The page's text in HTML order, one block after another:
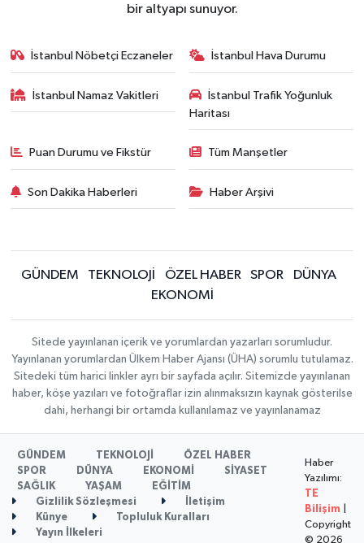
bir altyapı sunuyor.
İstanbul Nöbetçi Eczaneler İstanbul Hava Durumu
İstanbul Namaz Vakitleri
İstanbul Trafik Yoğunluk
Haritası
Puan Durumu ve Fikstür Tüm Manşetler
Son Dakika Haberleri Haber Arşivi
GÜNDEM TEKNOLOJİ ÖZEL HABER SPOR
DÜNYA
EKONOMİ
Sitede yayınlanan içerik ve yorumlardan yazarları sorumludur.
Yayınlanan yorumlardan Ülkem Haber Ajansı (ÜHA) sorumlu tutulamaz.
Sitedeki tüm harici linkler ayrı bir sayfada açılır. Sitemizde yayınlanan
haber, köşe yazıları ve fotoğraflar izin alınmaksızın kaynak gösterilse
dahi, herhangi bir ortamda kullanılamaz ve yayınlanamaz
GÜNDEM TEKNOLOJİ
ÖZEL HABER
SPOR
DÜNYA EKONOMİ
SİYASET
SAĞLIK
YAŞAM
EĞİTİM
Gizlilik Sözleşmesi
İletişim
Künye
Topluluk Kuralları
Yayın İlkeleri
Haber
Yazılımı:
TE
Bilişim
Copyright
© 2026